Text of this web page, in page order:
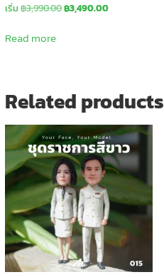
เริ่ม฿3,990.00Original
฿3,490.00Current
Read more
Related products